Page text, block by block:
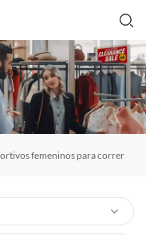
femeninos para correr